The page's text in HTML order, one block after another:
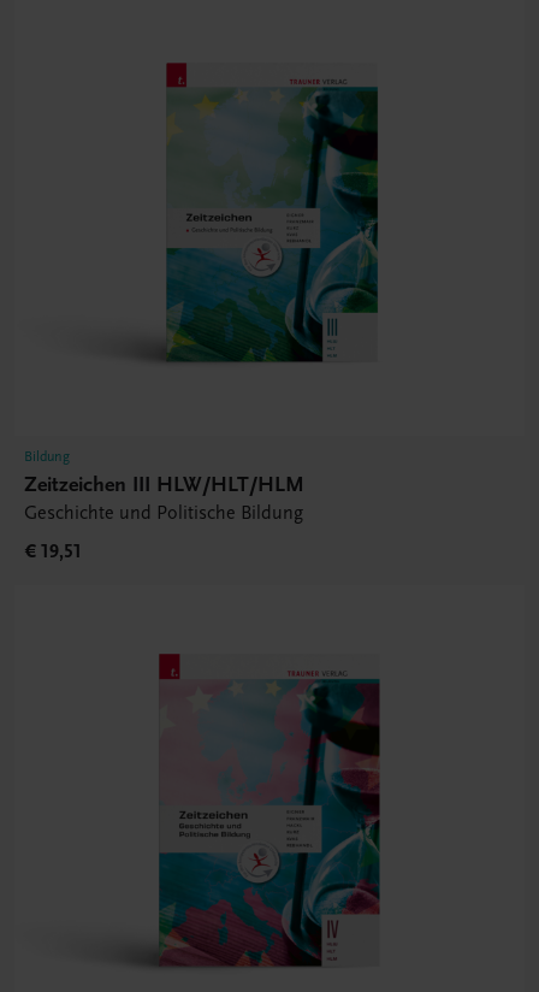
Bildung
Zeitzeichen III HLW/HLT/HLM
Geschichte und Politische Bildung
€ 19,51